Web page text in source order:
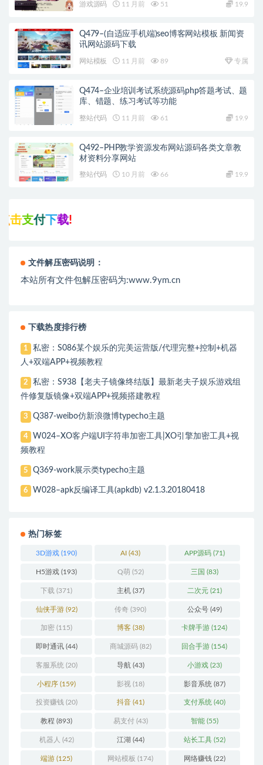
游戏源码 11 月前 51 19.9
Q479–(自适应手机端)seo博客网站模板 新闻资
讯网站源码下载
网站模板 11 月前 89 专属
Q474–企业培训考试系统源码php答题考试、题
库、错题、练习考试等功能
整站代码 11 月前 61 19.9
Q492–PHP教学资源发布网站源码各类文章教
材资料分享网站
整站代码 10 月前 66 19.9
支付下载!
文件解压密码说明：
本站所有文件包解压密码为:www.9ym.cn
下载热度排行榜
1
私密：S086某个娱乐的完美运营版/代理完整+控制+机器
人+双端APP+视频教程
2
私密：S938【老夫子镜像终结版】最新老夫子娱乐游戏组
件修复版镜像+双端APP+视频搭建教程
3 Q387-weibo仿新浪微博typecho主题
4
W024–XO客户端UI字符串加密工具|XO引擎加密工具+视
频教程
5 Q369-work展示类typecho主题
6 W028–apk反编译工具(apkdb) v2.1.3.20180418
热门标签
3D游戏 (190) AI (43) APP源码(71)
H5游戏 (193) Q萌(52) 三国 (83)
下载 (371) 主机(37) 二次元(21)
仙侠手游(92) 传奇 (390) 公众号(49)
加密 (115) 博客(38) 卡牌手游 (124)
即时通讯(44) 商城源码(82) 回合手游 (154)
客服系统 (20) 导航(43) 小游戏(23)
小程序 (159) 影视(18) 影音系统 (87)
投资赚钱(20) 抖音(41) 支付系统(40)
教程 (893) 易支付(43) 智能(55)
机器人 (42) 江湖 (44) 站长工具(52)
端游 (125) 网站模板 (174) 网络赚钱(22)